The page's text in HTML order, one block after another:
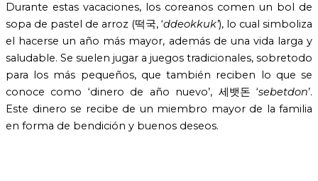
Durante estas vacaciones, los coreanos comen un bol de
sopa de pastel de arroz (떡국, ‘ddeokkuk’), lo cual simboliza
el hacerse un año más mayor, además de una vida larga y
saludable. Se suelen jugar a juegos tradicionales, sobretodo
para los más pequeños, que también reciben lo que se
conoce como ‘dinero de año nuevo’, 세뱃돈 ‘sebetdon’.
Este dinero se recibe de un miembro mayor de la familia
en forma de bendición y buenos deseos.